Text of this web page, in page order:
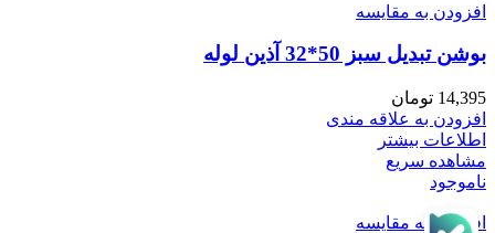
افزودن به مقایسه
بوشن تبدیل سبز 50*32 آذین لوله
14,395 تومان
افزودن به علاقه مندی
اطلاعات بیشتر
مشاهده سریع
ناموجود
افزودن به مقایسه